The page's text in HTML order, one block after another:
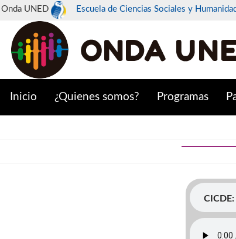
Onda UNED Escuela de Ciencias Sociales y
Inicio ¿Quienes somos? Programas